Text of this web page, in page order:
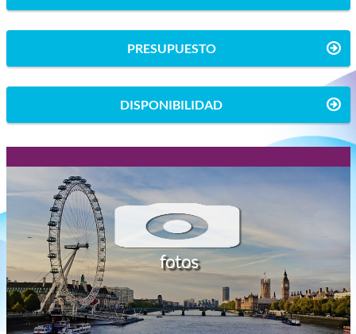
PRESUPUESTO
DISPONIBILIDAD
fotos